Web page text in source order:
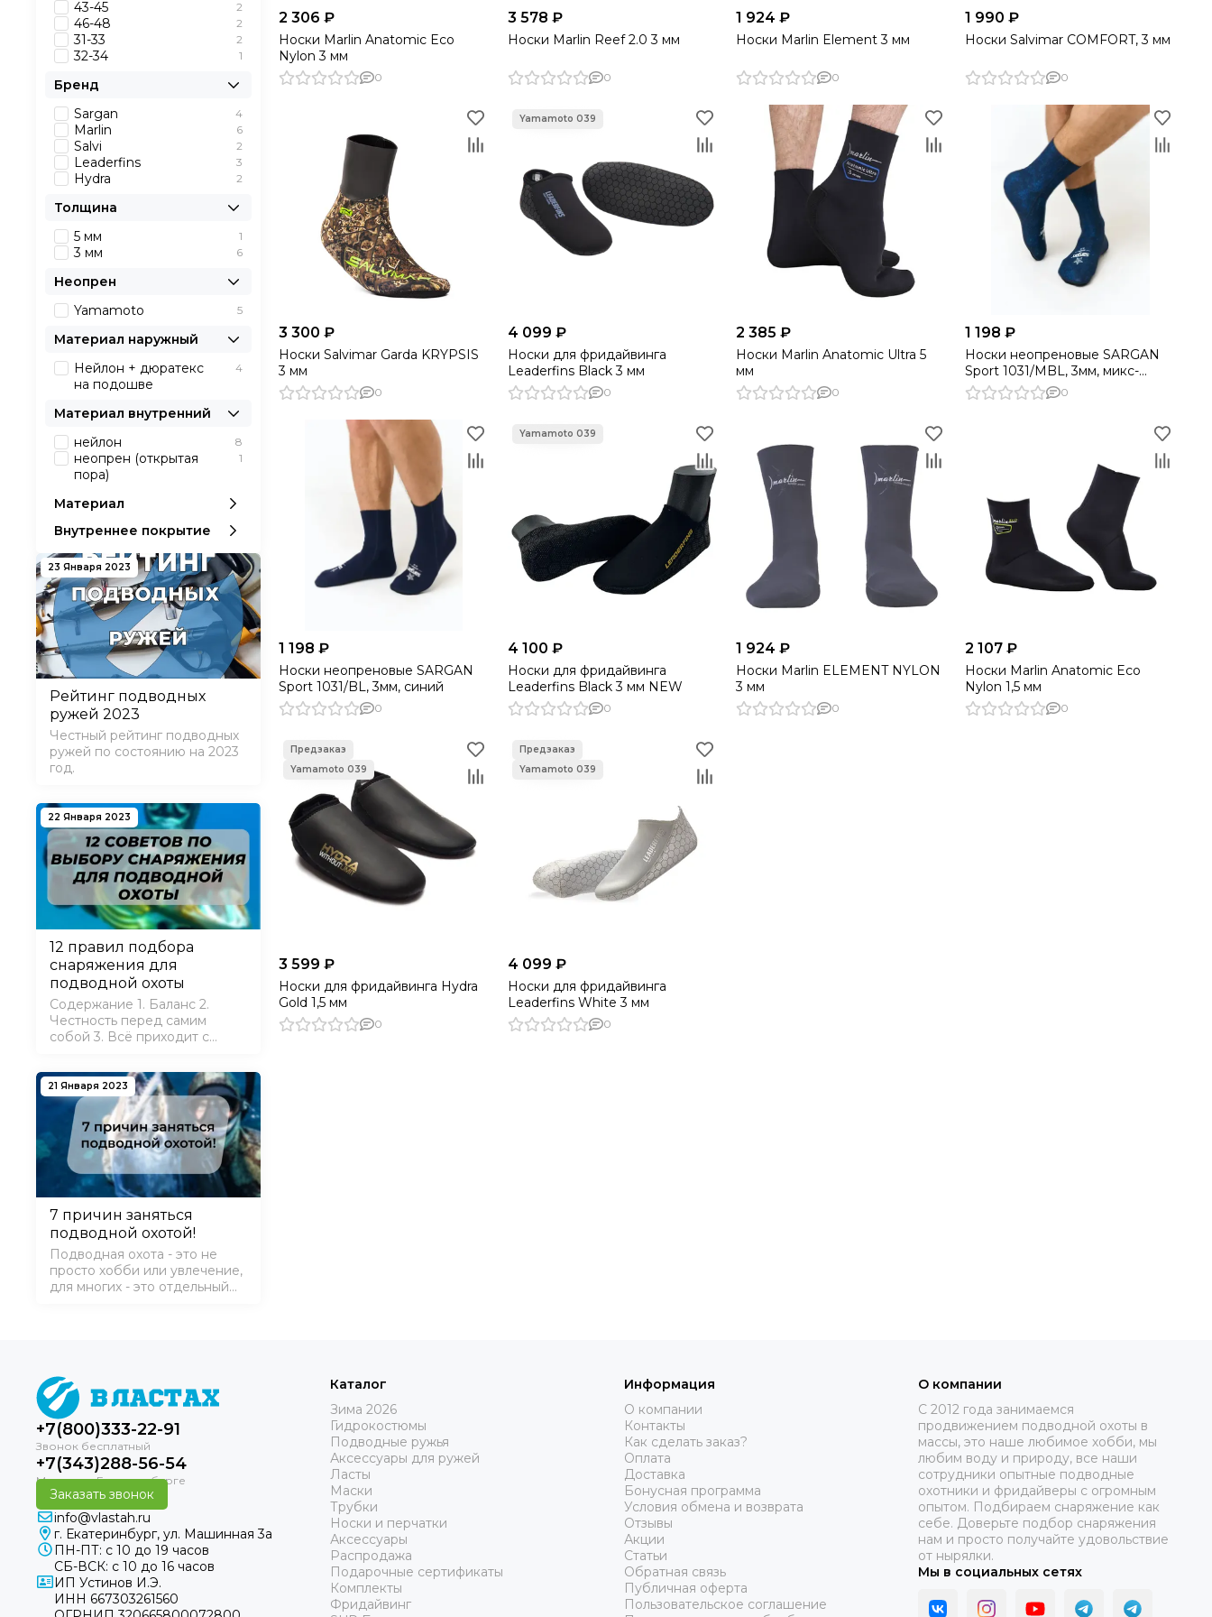
2 306 ₽
Носки Marlin Anatomic Eco
Nylon 3 мм
0
3 578 ₽
Носки Marlin Reef 2.0 3 мм
0
1 924 ₽
Носки Marlin Element 3 мм
0
1 990 ₽
Носки Salvimar COMFORT, 3 мм
0
3 300 ₽
Носки Salvimar Garda KRYPSIS
3 мм
0
4 099 ₽
Носки для фридайвинга
Leaderfins Black 3 мм
0
2 385 ₽
Носки Marlin Anatomic Ultra 5
мм
0
1 198 ₽
Носки неопреновые SARGAN
Sport 1031/MBL, 3мм, микс-
синий
0
1 198 ₽
Носки неопреновые SARGAN
Sport 1031/BL, 3мм, синий
0
4 100 ₽
Носки для фридайвинга
Leaderfins Black 3 мм NEW
0
1 924 ₽
Носки Marlin ELEMENT NYLON
3 мм
0
2 107 ₽
Носки Marlin Anatomic Eco
Nylon 1,5 мм
0
3 599 ₽
Носки для фридайвинга Hydra
Gold 1,5 мм
0
4 099 ₽
Носки для фридайвинга
Leaderfins White 3 мм
0
XS 2
XXL 6
43-45 2
46-48 2
31-33 2
32-34 1
Бренд
Sargan
4
Marlin 6
Salvi 2
Leaderfins 3
Hydra 2
Толщина
5 мм
1
3 мм 6
Неопрен
Yamamoto
5
Материал наружный
Нейлон + дюратекс
на подошве
4
Материал внутренний
нейлон
8
неопрен (открытая
пора)
1
Материал
Внутреннее покрытие
23 Января 2023
Рейтинг подводных
ружей 2023
Честный рейтинг подводных
ружей по состоянию на 2023
год.
22 Января 2023
12 правил подбора
снаряжения для
подводной охоты
Содержание 1. Баланс 2.
Честность перед самим
собой 3. Всё приходит с
советам 5. Ласты - не
кроссовки 6. Дорогое - не
значит хорошее 7.
Гидрокостюм по погоде 8.
Лучше покупать все в одном
месте 9. Скидки…
21 Января 2023
7 причин заняться
подводной охотой!
Подводная охота - это не
просто хобби или увлечение,
для многих - это отдельный
больше чем нирвана. Пуст…
+7(800)333-22-91
+7(343)288-56-54
Заказать звонок
info@vlastah.ru
г. Екатеринбург, ул. Машинная 3а
ПН-ПТ: с 10 до 19 часов
СБ-ВСК: с 10 до 16 часов
ИП Устинов И.Э.
ИНН 667303261560
Каталог
Зима 2026
Гидрокостюмы
Подводные ружья
Аксессуары для ружей
Ласты
Маски
Трубки
Носки и перчатки
Аксессуары
Распродажа
Подарочные сертификаты
Комплекты
Фридайвинг
Информация
О компании
Контакты
Как сделать заказ?
Оплата
Доставка
Бонусная программа
Условия обмена и возврата
Отзывы
Акции
Статьи
Обратная связь
Публичная оферта
Пользовательское соглашение
О компании
C 2012 года занимаемся
продвижением подводной охоты в
массы, это наше любимое хобби, мы
любим воду и природу, все наши
сотрудники опытные подводные
охотники и фридайверы с огромным
опытом. Подбираем снаряжение как
себе. Доверьте подбор снаряжения
нам и просто получайте удовольствие
от нырялки.
Мы в социальных сетях